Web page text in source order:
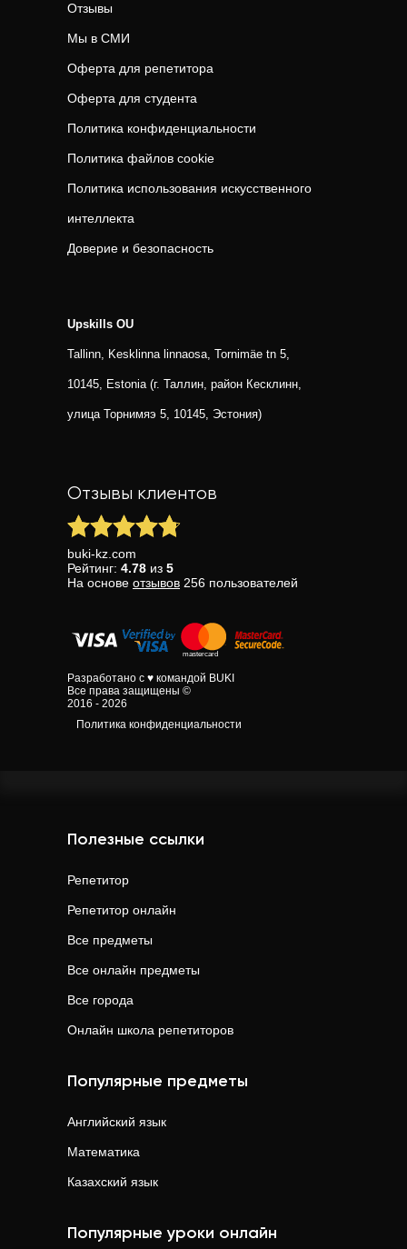
Отзывы
Мы в СМИ
Оферта для репетитора
Оферта для студента
Политика конфиденциальности
Политика файлов cookie
Политика использования искусственного
интеллекта
Доверие и безопасность
Upskills OU
Tallinn, Kesklinna linnaosa, Tornimäe tn 5,
10145, Estonia (г. Таллин, район Кесклинн,
улица Торнимяэ 5, 10145, Эстония)
Отзывы клиентов
buki-kz.com
Рейтинг: 4.78 из 5
На основе отзывов 256 пользователей
Разработано с ♥ командой BUKI
Все права защищены ©
2016 - 2026
Политика конфиденциальности
Полезные ссылки
Репетитор
Репетитор онлайн
Все предметы
Все онлайн предметы
Все города
Онлайн школа репетиторов
Популярные предметы
Английский язык
Математика
Казахский язык
Популярные уроки онлайн